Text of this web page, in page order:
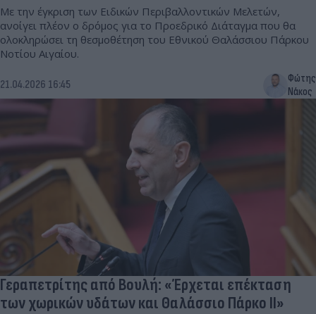
Με την έγκριση των Ειδικών Περιβαλλοντικών Μελετών,
ανοίγει πλέον ο δρόμος για το Προεδρικό Διάταγμα που θα
ολοκληρώσει τη θεσμοθέτηση του Εθνικού Θαλάσσιου Πάρκου
Νοτίου Αιγαίου.
21.04.2026 16:45
Φώτης
Νάκος
Γεραπετρίτης από Βουλή: «Έρχεται επέκταση
των χωρικών υδάτων και Θαλάσσιο Πάρκο ΙΙ»